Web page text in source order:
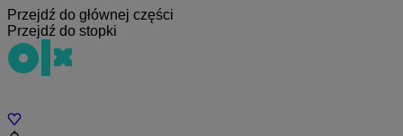
Przejdź do głównej części
Przejdź do stopki